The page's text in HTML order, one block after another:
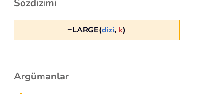
Sözdizimi
=LARGE(dizi, k)
Argümanlar